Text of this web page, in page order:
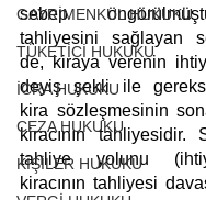
GAYRİMENKUL HUKUKU
TÜKETİCİ HUKUKU
İCRA HUKUKU
CEZA HUKUKU
KİŞİLER HUKUKU
sebep
tahliyesini sağlayan
de, kiraya verenin
deyiş şekli ile
kira sözleşmesinin
kiracının
tahliye yolunu
kiracının tahliyesi